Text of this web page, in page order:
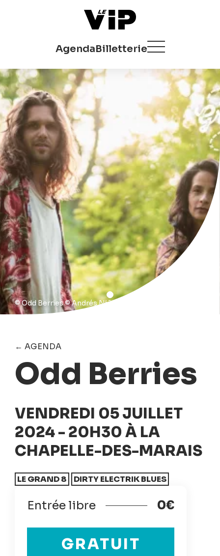
AgendaBilletterie
© Odd Berries © Andrés Niño
← AGENDA
Odd Berries
VENDREDI 05 JUILLET
2024 - 20H30 À LA
CHAPELLE-DES-MARAIS
LE GRAND 8 DIRTY ELECTRIK BLUES
Entrée libre 0€
GRATUIT